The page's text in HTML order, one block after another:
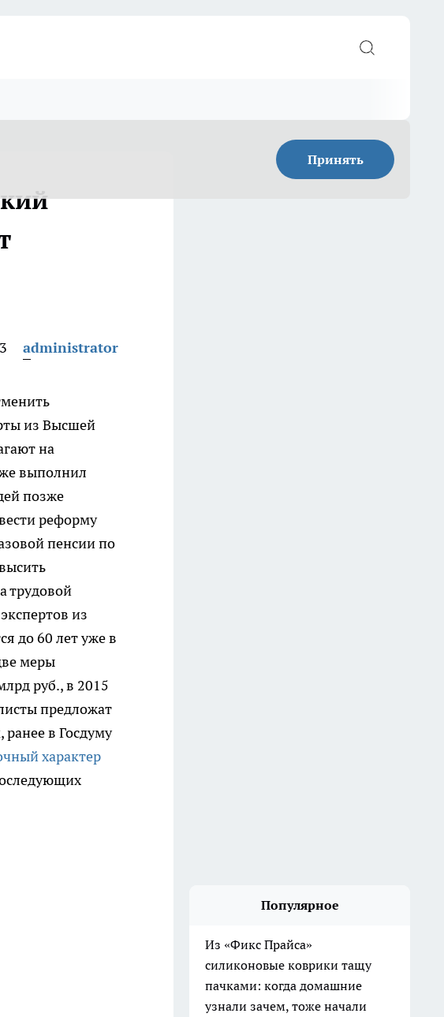
Принять
administrator
из Высшей
на
выполнил
позже
реформу
пенсии по
трудовой
из
до 60 лет уже в
меры
руб., в 2015
предложат
в Госдуму
характер
Популярное
Из «Фикс Прайса»
силиконовые коврики тащу
пачками: когда домашние
узнали зачем, тоже начали